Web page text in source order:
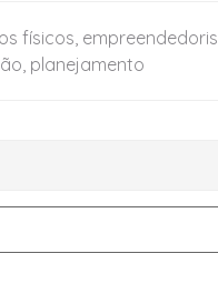
físicos,
, planejamento